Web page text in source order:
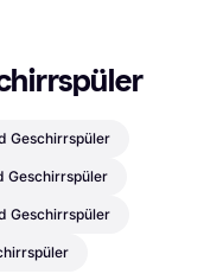
Geschirrspüler
Geschirrspüler
Geschirrspüler